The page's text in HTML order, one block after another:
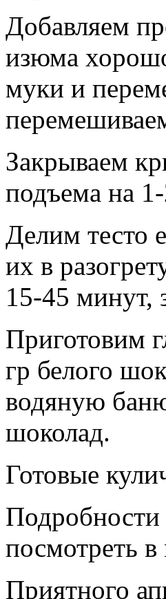
Добавляем
изюма
муки и
Закрываем
подъема на
Делим тесто
их в
15-45 минут,
Приготовим
гр белого
водяную
шоколад.
Готовые
Подробности
посмотреть
Приятного